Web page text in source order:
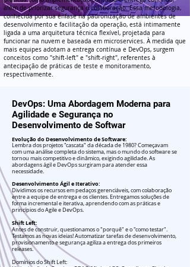
além de priorizar segurança e colaboração. Essa metodologia,
conhecida por sua ênfase na padronização de ambientes de
desenvolvimento e facilitação da operação, está intimamente
ligada a uma arquitetura técnica flexível, projetada para
funcionar na nuvem e baseada em microservices. À medida que
mais equipes adotam a entrega contínua e DevOps, surgem
conceitos como "shift-left" e "shift-right", referentes à
antecipação de práticas de teste e monitoramento,
respectivamente.
DevOps: Uma Abordagem Moderna para
Agilidade e Segurança no
Desenvolvimento de Softwar
Evolução do Desenvolvimento de Software:
Lembra dos projetos "cascata" da década de 1980? Começavam
com uma análise completa do sistema, mas o mundo do software se
tornou mais competitivo e dinâmico, exigindo agilidade. As
abordagens ágil e DevOps surgiram para atender essa
necessidade.
Desenvolvimento Ágil e Iterativo:
Dividimos os recursos em pedaços gerenciáveis, com colaboração
entre a equipe de entrega e os clientes. Entregamos soluções de
forma incremental e iterativa, aprendendo com as práticas e
princípios do Agile e DevOps.
Shift Left:
Antes de construir, questionamos o "porquê" e o "como testar".
Testamos as novas ideias! Automatizar tarefas de desenvolvimento,
provisionamento e segurança agiliza a entrega dos primeiros
releases.
Domínios do Shift Left: